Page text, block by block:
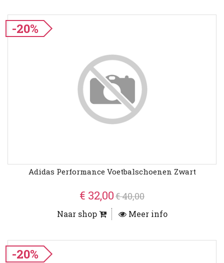
-20%
Adidas Performance Voetbalschoenen Zwart
€ 32,00€ 40,00
Naar shop Meer info
-20%